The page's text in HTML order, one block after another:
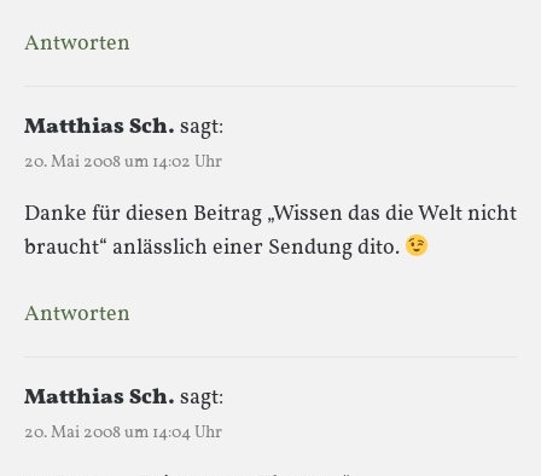
Antworten
Matthias Sch. sagt:
20. Mai 2008 um 14:02 Uhr
Danke für diesen Beitrag „Wissen das die Welt nicht
braucht“ anlässlich einer Sendung dito.
Antworten
Matthias Sch. sagt:
20. Mai 2008 um 14:04 Uhr